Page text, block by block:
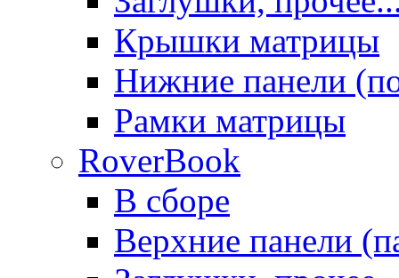
Крышки матрицы
Нижние панели
Рамки матрицы
RoverBook
В сборе
Верхние панели